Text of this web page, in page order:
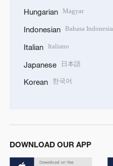
Hungarian Magyar
Indonesian Bahasa Indonesia
Italian Italiano
Japanese 日本語
Korean 한국어
DOWNLOAD OUR APP